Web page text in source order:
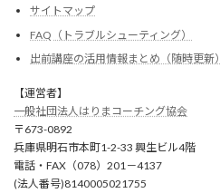
サイトマップ
FAQ（トラブルシューティング）
出前講座の活用情報まとめ（随時更新）
【運営者】
一般社団法人はりまコーチング協会
〒673-0892
兵庫県明石市本町1-2-33 興生ビル4階
電話・FAX（078）201－4137
(法人番号)8140005021755